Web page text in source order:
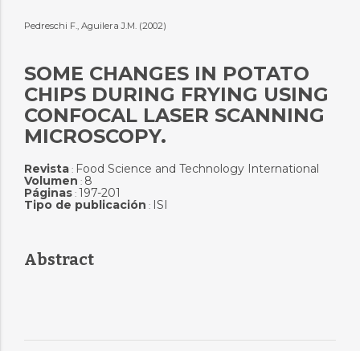
Pedreschi F., Aguilera J.M. (2002)
SOME CHANGES IN POTATO
CHIPS DURING FRYING USING
CONFOCAL LASER SCANNING
MICROSCOPY.
Revista: Food Science and Technology International
Volumen : 8
Páginas: 197-201
Tipo de publicación : ISI
Abstract